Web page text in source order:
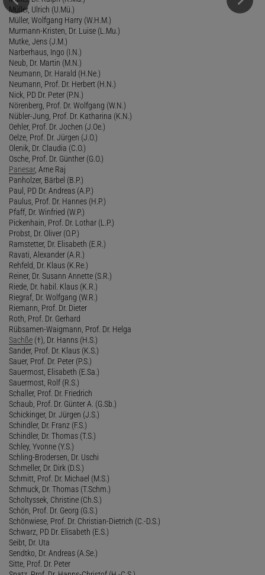
Müller, Ulrich (U.Mü.)
Müller, Wolfgang Harry (W.H.M.)
Murmann-Kristen, Dr. Luise (L.Mu.)
Mutke, Jens (J.M.)
Narberhaus, Ingo (I.N.)
Neub, Dr. Martin (M.N.)
Neumann, Dr. Harald (H.Ne.)
Neumann, Prof. Dr. Herbert (H.N.)
Nick, PD Dr. Peter (P.N.)
Nörenberg, Prof. Dr. Wolfgang (W.N.)
Nübler-Jung, Prof. Dr. Katharina (K.N.)
Oehler, Prof. Dr. Jochen (J.Oe.)
Oelze, Prof. Dr. Jürgen (J.O.)
Olenik, Dr. Claudia (C.O.)
Osche, Prof. Dr. Günther (G.O.)
Panesar, Arne Raj
Panholzer, Bärbel (B.P.)
Paul, PD Dr. Andreas (A.P.)
Paulus, Prof. Dr. Hannes (H.P.)
Pfaff, Dr. Winfried (W.P.)
Pickenhain, Prof. Dr. Lothar (L.P.)
Probst, Dr. Oliver (O.P.)
Ramstetter, Dr. Elisabeth (E.R.)
Ravati, Alexander (A.R.)
Rehfeld, Dr. Klaus (K.Re.)
Reiner, Dr. Susann Annette (S.R.)
Riede, Dr. habil. Klaus (K.R.)
Riegraf, Dr. Wolfgang (W.R.)
Riemann, Prof. Dr. Dieter
Roth, Prof. Dr. Gerhard
Rübsamen-Waigmann, Prof. Dr. Helga
Sachße (†), Dr. Hanns (H.S.)
Sander, Prof. Dr. Klaus (K.S.)
Sauer, Prof. Dr. Peter (P.S.)
Sauermost, Elisabeth (E.Sa.)
Sauermost, Rolf (R.S.)
Schaller, Prof. Dr. Friedrich
Schaub, Prof. Dr. Günter A. (G.Sb.)
Schickinger, Dr. Jürgen (J.S.)
Schindler, Dr. Franz (F.S.)
Schindler, Dr. Thomas (T.S.)
Schley, Yvonne (Y.S.)
Schling-Brodersen, Dr. Uschi
Schmeller, Dr. Dirk (D.S.)
Schmitt, Prof. Dr. Michael (M.S.)
Schmuck, Dr. Thomas (T.Schm.)
Scholtyssek, Christine (Ch.S.)
Schön, Prof. Dr. Georg (G.S.)
Schönwiese, Prof. Dr. Christian-Dietrich (C.-D.S.)
Schwarz, PD Dr. Elisabeth (E.S.)
Seibt, Dr. Uta
Sendtko, Dr. Andreas (A.Se.)
Sitte, Prof. Dr. Peter